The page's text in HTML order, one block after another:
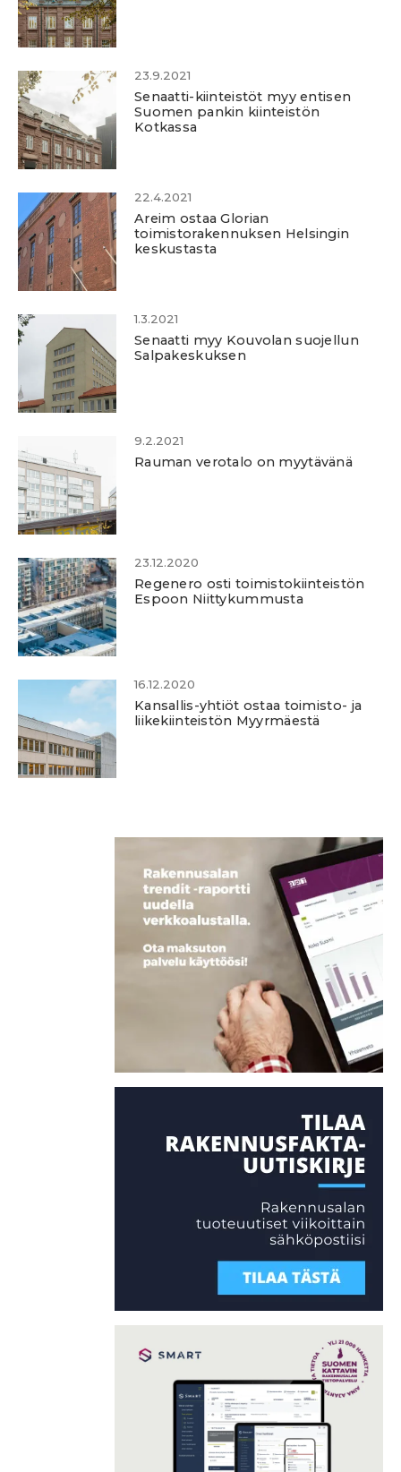
23.9.2021
Senaatti-kiinteistöt myy entisen
Suomen pankin kiinteistön
Kotkassa
22.4.2021
Areim ostaa Glorian
toimistorakennuksen Helsingin
keskustasta
1.3.2021
Senaatti myy Kouvolan suojellun
Salpakeskuksen
9.2.2021
Rauman verotalo on myytävänä
23.12.2020
Regenero osti toimistokiinteistön
Espoon Niittykummusta
16.12.2020
Kansallis-yhtiöt ostaa toimisto- ja
liikekiinteistön Myyrmäestä